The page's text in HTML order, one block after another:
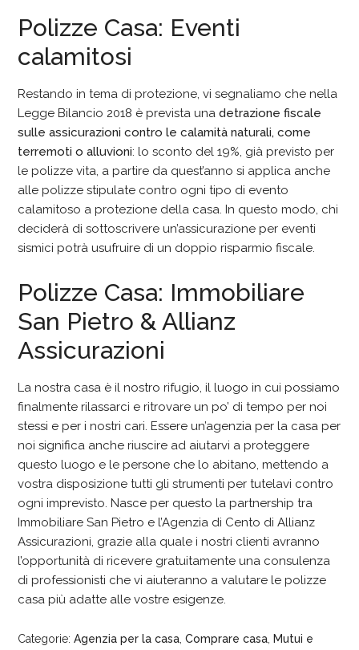
Polizze Casa: Eventi
calamitosi
Restando in tema di protezione, vi segnaliamo che nella
Legge Bilancio 2018 è prevista unadetrazione fiscale
sulle assicurazioni contro le calamità naturali, come
terremoti o alluvioni: lo sconto del 19%, già previsto per
le polizze vita, a partire da quest’anno si applica anche
alle polizze stipulate contro ogni tipo di evento
calamitoso a protezione della casa. In questo modo, chi
deciderà di sottoscrivere un’assicurazione per eventi
sismici potrà usufruire di un doppio risparmio fiscale.
Polizze Casa: Immobiliare
San Pietro & Allianz
Assicurazioni
La nostra casa è il nostro rifugio, il luogo in cui possiamo
finalmente rilassarci e ritrovare un po’ di tempo per noi
stessi e per i nostri cari. Essere un’agenzia per la casa per
noi significa anche riuscire ad aiutarvi a proteggere
questo luogo e le persone che lo abitano, mettendo a
vostra disposizione tutti gli strumenti per tutelavi contro
ogni imprevisto. Nasce per questo la partnership tra
Immobiliare San Pietro e l’Agenzia di Cento di Allianz
Assicurazioni, grazie alla quale i nostri clienti avranno
l’opportunità di ricevere gratuitamente una consulenza
di professionisti che vi aiuteranno a valutare le polizze
casa più adatte alle vostre esigenze.
Categorie:Agenzia per la casa ,Comprare casa Mutui e